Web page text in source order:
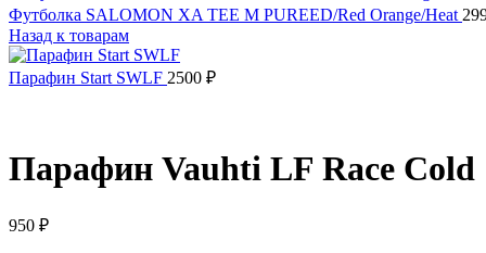
Футболка SALOMON XA TEE M PUREED/Red Orange/Heat
Назад к товарам
Парафин Start SWLF 2500 ₽
Парафин Vauhti LF Race Cold
950 ₽